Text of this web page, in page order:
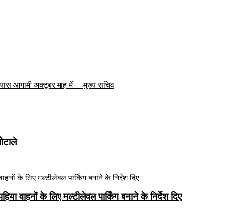
आगामी अक्टूबर माह में—-मुख्य सचिव
वाहनों के लिए मल्टीलेवल पार्किंग बनाने के निर्देश दिए